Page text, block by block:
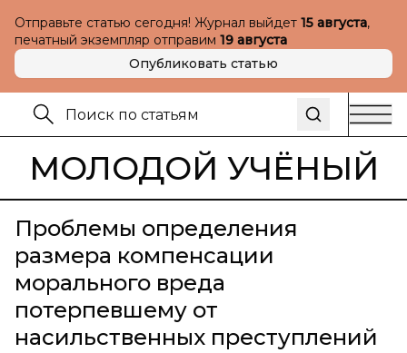
Отправьте статью сегодня! Журнал выйдет 15 августа,
печатный экземпляр отправим 19 августа
Опубликовать статью
МОЛОДОЙ УЧЁНЫЙ
Проблемы определения
размера компенсации
морального вреда
потерпевшему от
насильственных преступлений